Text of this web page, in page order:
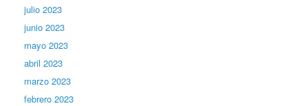
julio 2023
junio 2023
mayo 2023
abril 2023
marzo 2023
febrero 2023